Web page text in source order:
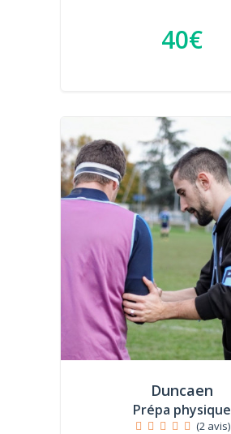
40€
Duncaen
Prépa physique
(2 avis)